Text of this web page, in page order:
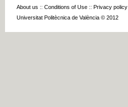
About us :: Conditions of Use :: Privacy policy
Universitat Politècnica de València © 2012